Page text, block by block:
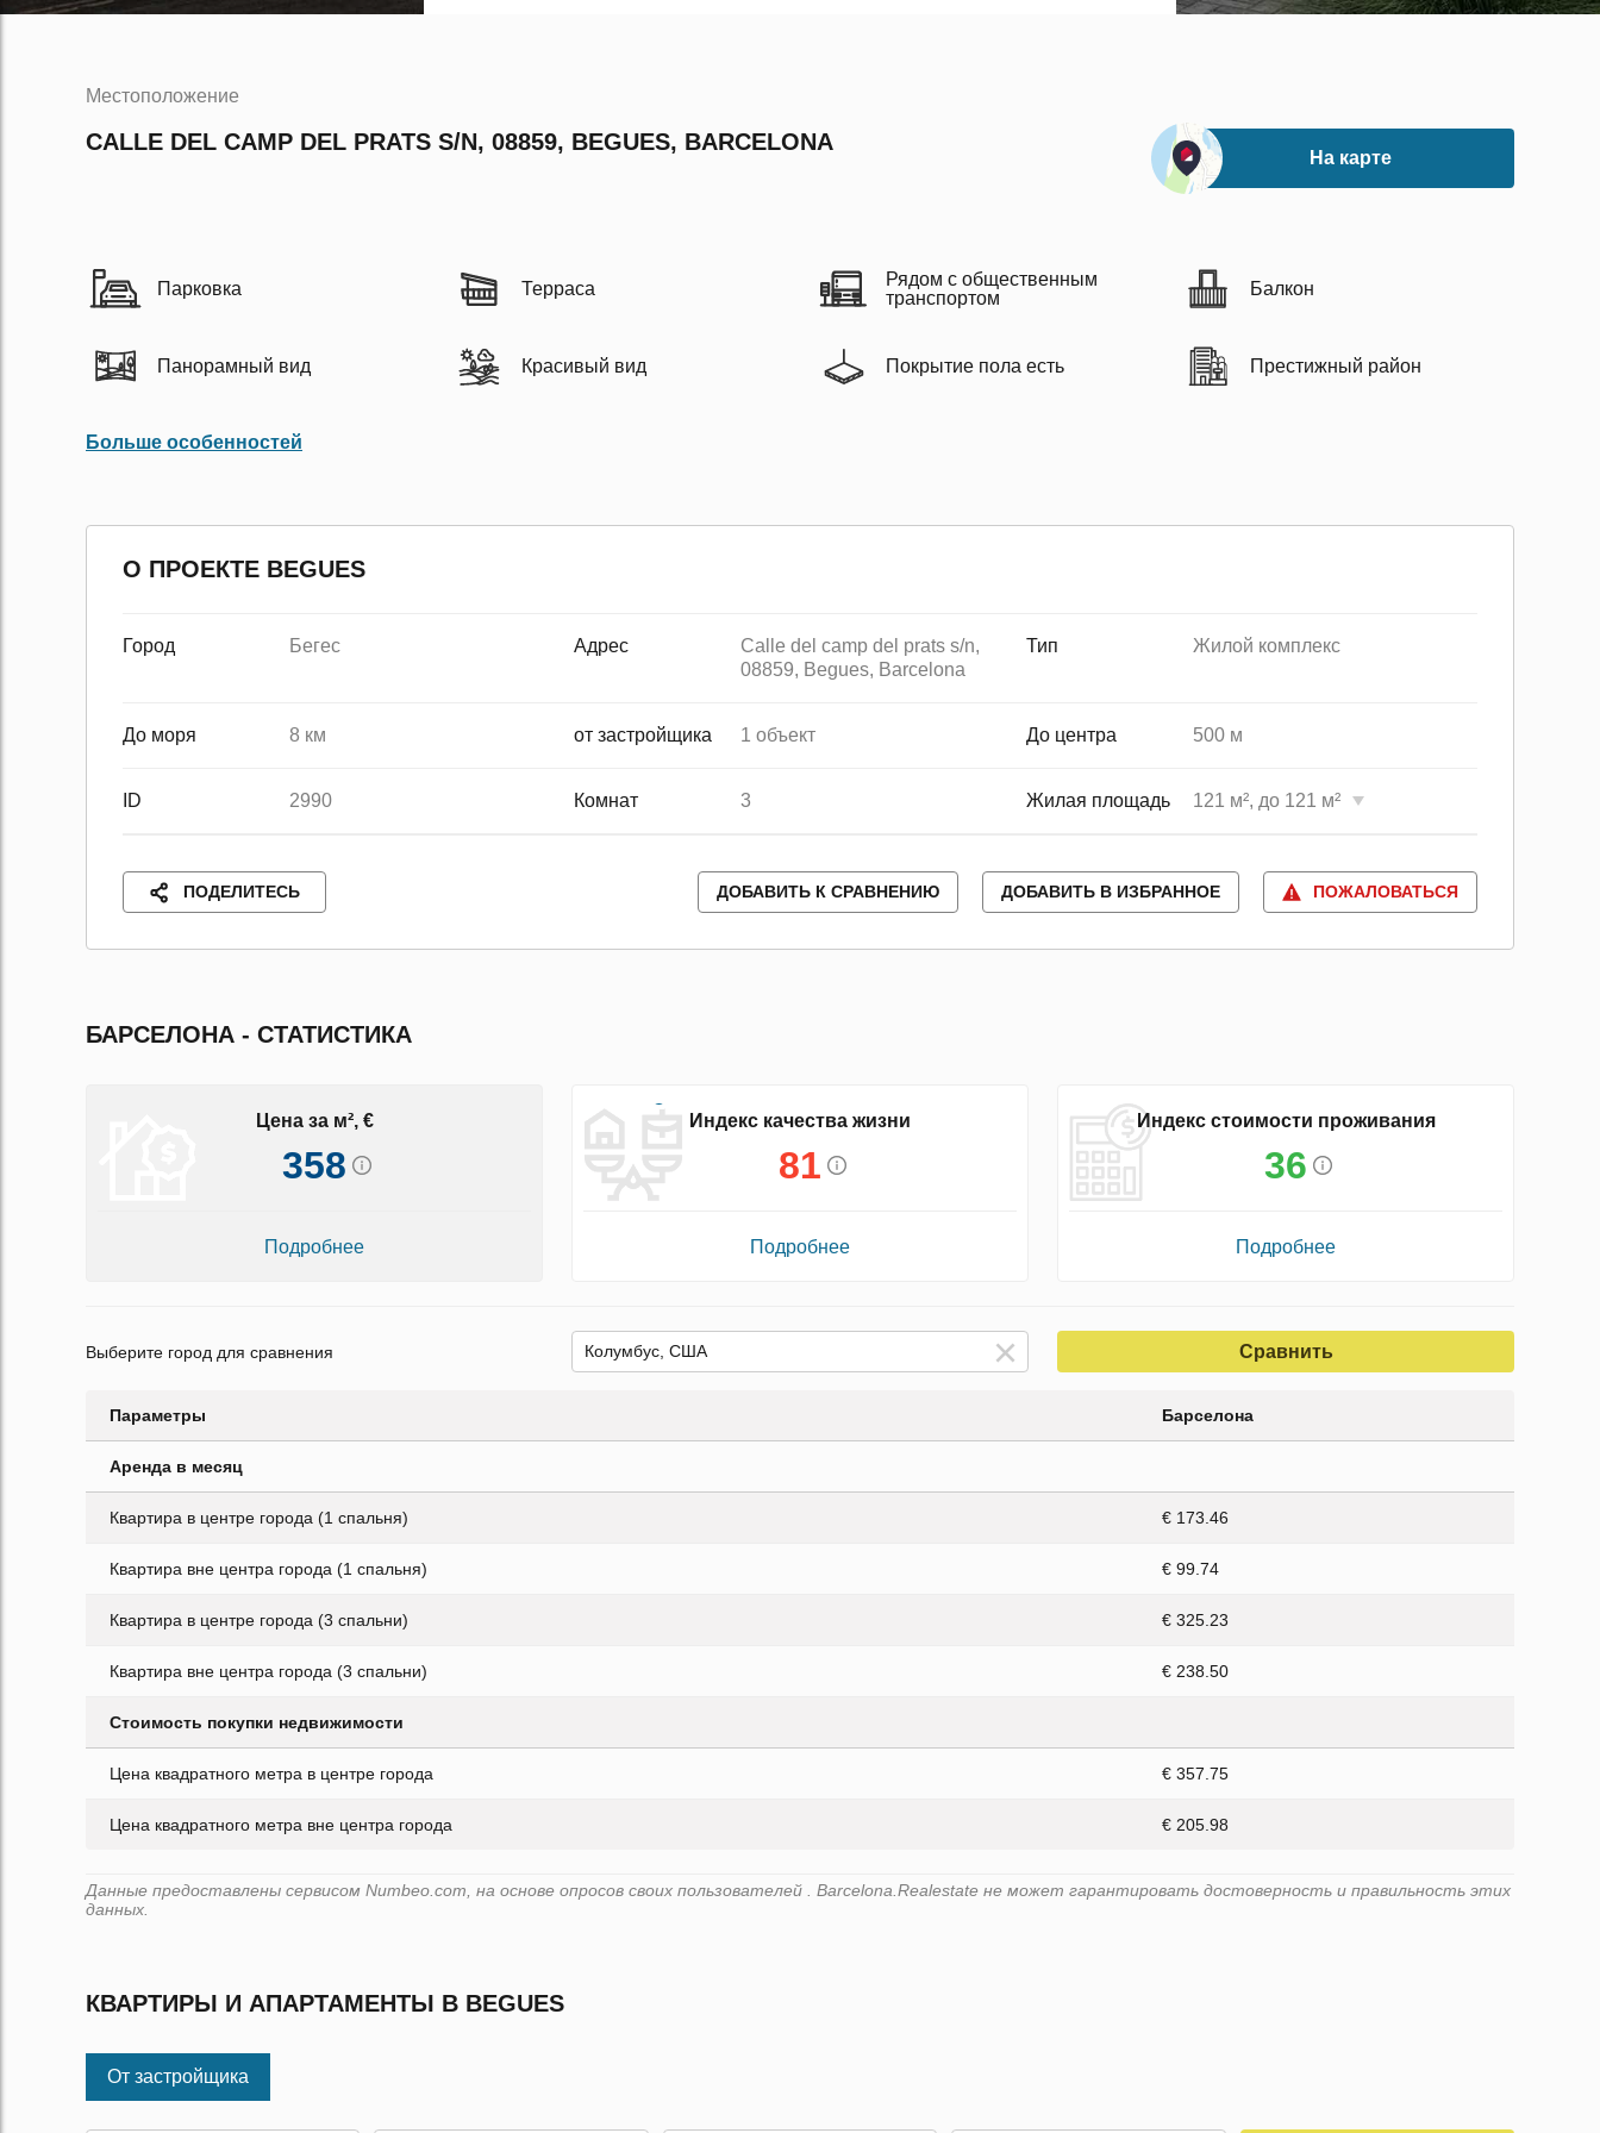
Местоположение
CALLE DEL CAMP DEL PRATS S/N, 08859, BEGUES, BARCELONA
На карте
Парковка Терраса
Рядом с общественным
транспортом
Балкон
Панорамный вид Красивый вид Покрытие пола есть Престижный район
Больше особенностей
О ПРОЕКТЕ BEGUES
Город Бегес Адрес
Calle del camp del prats s/n,
08859, Begues, Barcelona
Тип Жилой комплекс
До моря 8 км от застройщика 1 объект До центра 500 м
ID 2990 Комнат 3 Жилая площадь 121 м², до 121 м²
ПОДЕЛИТЕСЬ ДОБАВИТЬ К СРАВНЕНИЮ ДОБАВИТЬ В ИЗБРАННОЕ ПОЖАЛОВАТЬСЯ
БАРСЕЛОНА - СТАТИСТИКА
Цена за м², €
358
Подробнее
Индекс качества жизни
81
Подробнее
Индекс стоимости проживания
36
Подробнее
Выберите город для сравнения Сравнить
Параметры Барселона
Аренда в месяц
Квартира в центре города (1 спальня) € 173.46
Квартира вне центра города (1 спальня) € 99.74
Квартира в центре города (3 спальни) € 325.23
Квартира вне центра города (3 спальни) € 238.50
Стоимость покупки недвижимости
Цена квадратного метра в центре города € 357.75
Цена квадратного метра вне центра города € 205.98
Данные предоставлены сервисом Numbeo.com, на основе опросов своих пользователей . Barcelona.Realestate не может гарантировать достоверность и правильность этих
данных.
КВАРТИРЫ И АПАРТАМЕНТЫ В BEGUES
От застройщика